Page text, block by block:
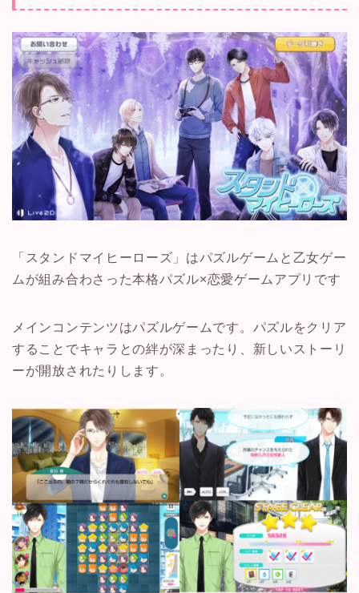
「スタンドマイヒーローズ」はパズルゲームと乙女ゲー
ムが組み合わさった本格パズル×恋愛ゲームアプリです
メインコンテンツはパズルゲームです。パズルをクリア
することでキャラとの絆が深まったり、新しいストーリ
ーが開放されたりします。